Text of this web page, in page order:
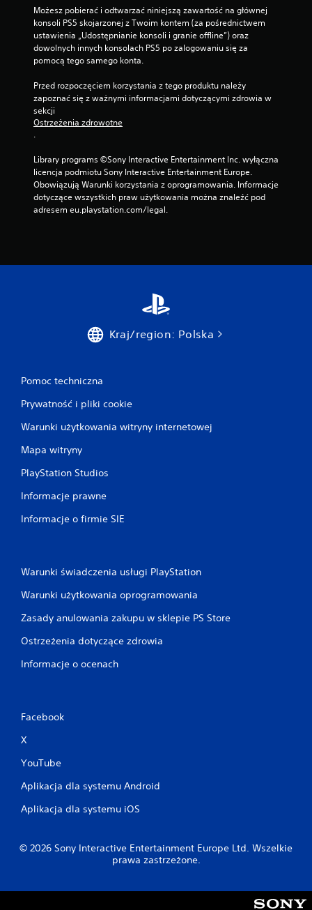
k
n
i
p
r
y
i
s
k
ó
w
e
o
z
s
a
ć
z
m
n
r
e
e
k
n
i
s
z
k
o
Możesz pobierać i odtwarzać niniejszą zawartość na głównej
konsoli PS5 skojarzonej z Twoim kontem (za pośrednictwem
ustawienia „Udostępnianie konsoli i granie offline”) oraz
dowolnych innych konsolach PS5 po zalogowaniu się za
pomocą tego samego konta.
Przed rozpoczęciem korzystania z tego produktu należy
zapoznać się z ważnymi informacjami dotyczącymi zdrowia w
sekcji
Ostrzeżenia zdrowotne
.
Library programs ©Sony Interactive Entertainment Inc. wyłączna
licencja podmiotu Sony Interactive Entertainment Europe.
Obowiązują Warunki korzystania z oprogramowania. Informacje
dotyczące wszystkich praw użytkowania można znaleźć pod
adresem eu.playstation.com/legal.
Kraj/region: Polska
Pomoc techniczna
Prywatność i pliki cookie
Warunki użytkowania witryny internetowej
Mapa witryny
PlayStation Studios
Informacje prawne
Informacje o firmie SIE
Warunki świadczenia usługi PlayStation
Warunki użytkowania oprogramowania
Zasady anulowania zakupu w sklepie PS Store
Ostrzeżenia dotyczące zdrowia
Informacje o ocenach
Facebook
X
YouTube
Aplikacja dla systemu Android
Aplikacja dla systemu iOS
© 2026 Sony Interactive Entertainment Europe Ltd. Wszelkie
prawa zastrzeżone.